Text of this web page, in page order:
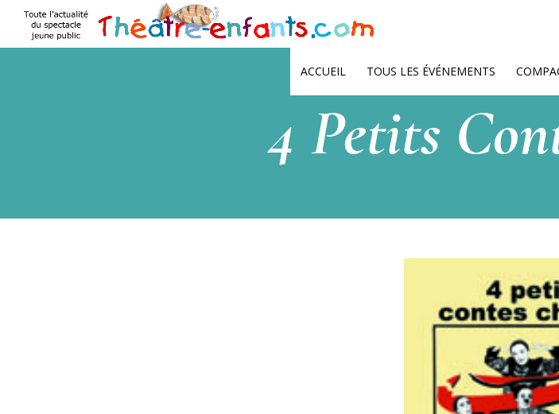
ACCUEIL TOUS LES ÉVÉNEMENTS
4 Petits